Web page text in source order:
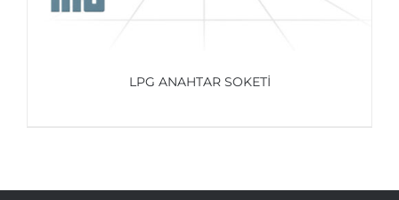
LPG ANAHTAR SOKETİ